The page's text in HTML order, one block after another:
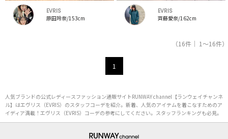
EVRIS
原田玲奈/153cm
EVRIS
齊藤愛奈/162cm
（16件｜ 1～16件）
1
人気ブランドの公式レディースファッション通販サイトRUNWAY channel【ランウェイチャンネ
ル】はエヴリス（EVRIS）のスタッフコーデを紹介。新着、人気のアイテムを着こなすためのア
イディア満載！エヴリス（EVRIS）コーデの参考にしてください。スタッフランキングも必見。